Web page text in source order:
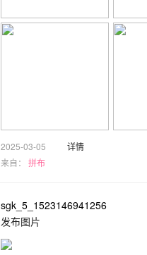
2025-03-05 详情
来自： 拼布
sgk_5_1523146941256
发布图片